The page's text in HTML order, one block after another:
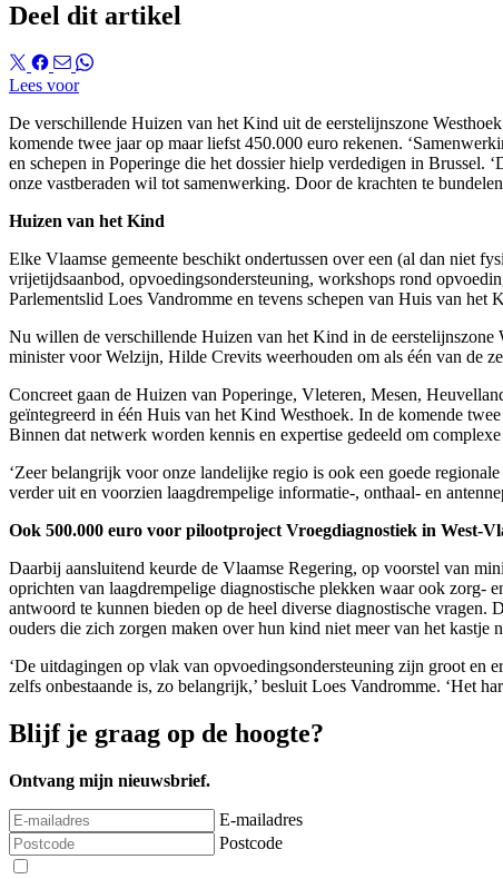
Deel dit artikel
Lees voor
De verschillende Huizen van het Kind uit de eerstelijnszone
komende twee jaar op maar liefst 450.000 euro rekenen.
en schepen in Poperinge die het dossier hielp verdedigen in Brussel.
onze vastberaden wil tot samenwerking. Door de krachten te
Huizen van het Kind
Elke Vlaamse gemeente beschikt ondertussen over een (al dan niet
vrijetijdsaanbod, opvoedingsondersteuning, workshops rond
Parlementslid Loes Vandromme en tevens schepen van Huis van het
Nu willen de verschillende Huizen van het Kind in de eerstelijnszone
minister voor Welzijn, Hilde Crevits weerhouden om als één van de
Concreet gaan de Huizen van Poperinge, Vleteren, Mesen,
geïntegreerd in één Huis van het Kind Westhoek. In de komende
Binnen dat netwerk worden kennis en expertise gedeeld om
‘Zeer belangrijk voor onze landelijke regio is ook een goede
verder uit en voorzien laagdrempelige informatie-, onthaal- en
Ook 500.000 euro voor pilootproject Vroegdiagnostiek in West-
Daarbij aansluitend keurde de Vlaamse Regering, op voorstel van
oprichten van laagdrempelige diagnostische plekken waar ook zorg-
antwoord te kunnen bieden op de heel diverse diagnostische
ouders die zich zorgen maken over hun kind niet meer van het
‘De uitdagingen op vlak van opvoedingsondersteuning zijn groot en
zelfs onbestaande is, zo belangrijk,’ besluit Loes Vandromme. ‘Het
Blijf je graag op de hoogte?
Ontvang mijn nieuwsbrief.
E-mailadres
Postcode